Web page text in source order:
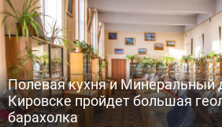
Полевая кухня и Минеральный
Кировске пройдет большая
барахолка